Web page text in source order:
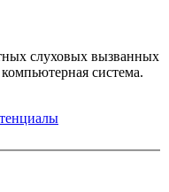
слуховых вызванных
система.